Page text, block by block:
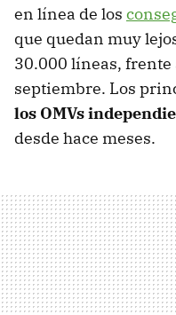
en línea de los
que quedan muy
30.000 líneas, frente
septiembre. Los
los OMVs
desde hace meses.